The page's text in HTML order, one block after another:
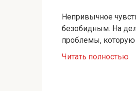
Непривычное
безобидным. На
проблемы, которую
Читать полностью